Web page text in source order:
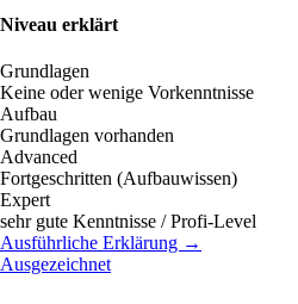
Niveau erklärt
Grundlagen
Keine oder wenige Vorkenntnisse
Aufbau
Grundlagen vorhanden
Advanced
Fortgeschritten (Aufbauwissen)
Expert
sehr gute Kenntnisse / Profi-Level
Ausführliche Erklärung →
Ausgezeichnet